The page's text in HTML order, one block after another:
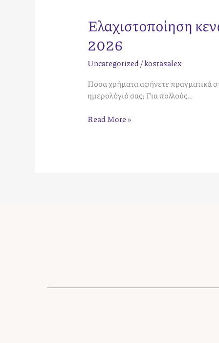
Ελαχιστοποίηση
2026
Uncategorized /kostasalex
Πόσα χρήματα αφήνετε πραγματικά
ημερολόγιό σας; Για πολλούς…
Read More »